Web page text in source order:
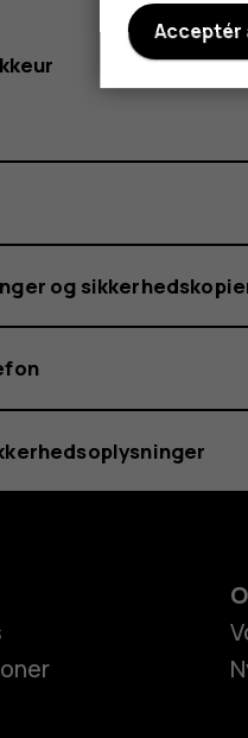
og
Acceptér